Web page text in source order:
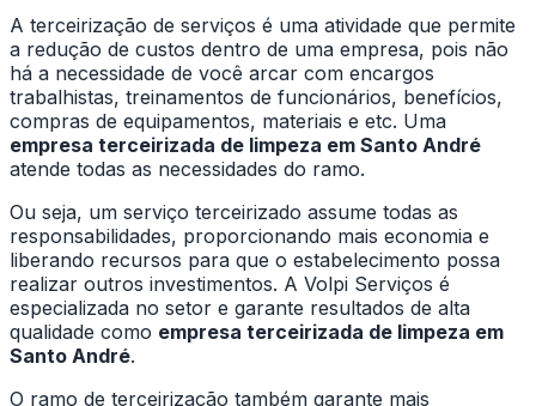
A terceirização de serviços é uma atividade que permite
a redução de custos dentro de uma empresa, pois não
há a necessidade de você arcar com encargos
trabalhistas, treinamentos de funcionários, benefícios,
compras de equipamentos, materiais e etc. Uma
empresa terceirizada de limpeza em Santo André
atende todas as necessidades do ramo.
Ou seja, um serviço terceirizado assume todas as
responsabilidades, proporcionando mais economia e
liberando recursos para que o estabelecimento possa
realizar outros investimentos. A Volpi Serviços é
especializada no setor e garante resultados de alta
qualidade como empresa terceirizada de limpeza em
Santo André.
O ramo de terceirização também garante mais